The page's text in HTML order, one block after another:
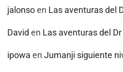
jalonsoen Las aventuras del
David en Las aventuras del
ipowa en Jumanji siguiente